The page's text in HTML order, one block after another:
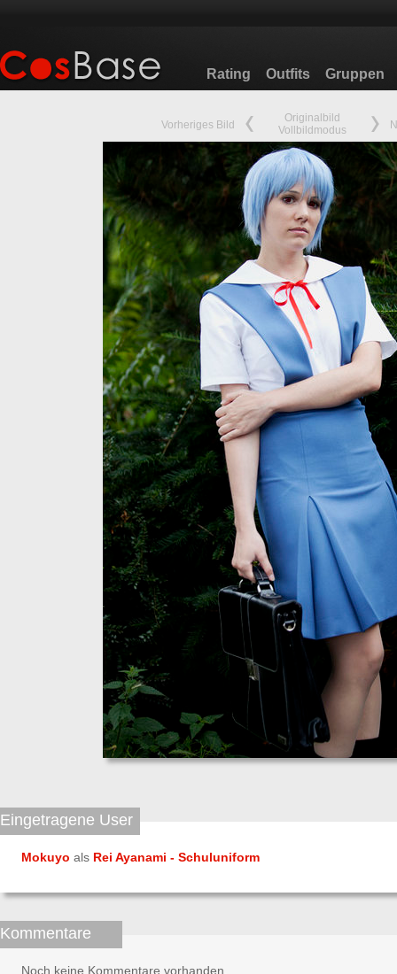
Rating Outfits Gruppen
Vorheriges Bild
Originalbild
Vollbildmodus
Eingetragene User
Mokuyo als Rei Ayanami - Schuluniform
Kommentare
Noch keine Kommentare vorhanden.